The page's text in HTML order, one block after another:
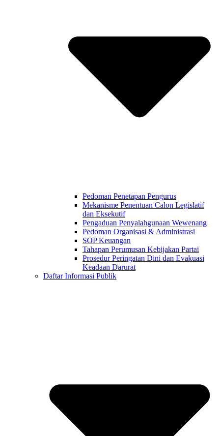
Pedoman Penetapan Pengurus
Mekanisme Penentuan Calon Legislatif
dan Eksekutif
Pengaduan Penyalahgunaan Wewenang
Pedoman Organisasi & Administrasi
SOP Keuangan
Tahapan Perumusan Kebijakan Partai
Prosedur Peringatan Dini dan Evakuasi
Keadaan Darurat
Daftar Informasi Publik